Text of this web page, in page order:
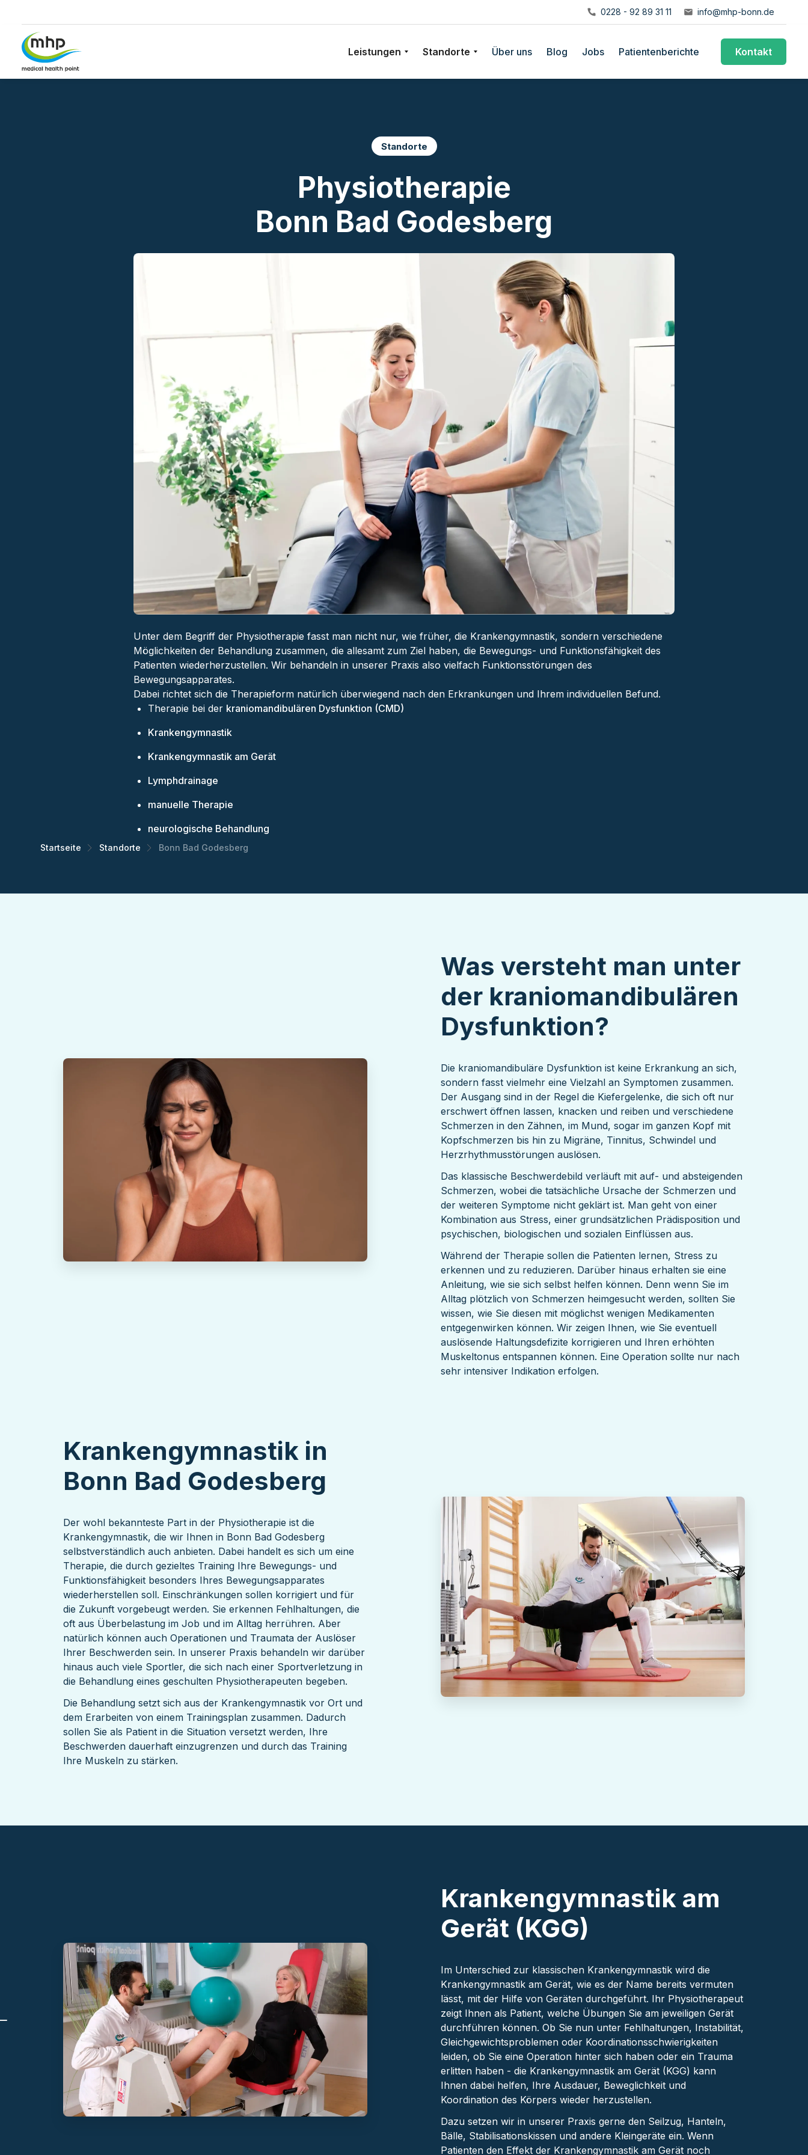
0228 - 92 89 31 11 info@mhp-bonn.de
Leistungen Standorte Über uns Blog Jobs Patientenberichte Kontakt
Standorte
Physiotherapie
Bonn Bad Godesberg
Unter dem Begriff der Physiotherapie fasst man nicht nur, wie früher, die Krankengymnastik, sondern verschiedene
Möglichkeiten der Behandlung zusammen, die allesamt zum Ziel haben, die Bewegungs- und Funktionsfähigkeit des
Patienten wiederherzustellen. Wir behandeln in unserer Praxis also vielfach Funktionsstörungen des
Bewegungsapparates.
Dabei richtet sich die Therapieform natürlich überwiegend nach den Erkrankungen und Ihrem individuellen Befund.
Therapie bei der kraniomandibulären Dysfunktion (CMD)
Krankengymnastik
Krankengymnastik am Gerät
Lymphdrainage
manuelle Therapie
neurologische Behandlung
Startseite Standorte Bonn Bad Godesberg
Was versteht man unter
der kraniomandibulären
Dysfunktion?
Die kraniomandibuläre Dysfunktion ist keine Erkrankung an sich,
sondern fasst vielmehr eine Vielzahl an Symptomen zusammen.
Der Ausgang sind in der Regel die Kiefergelenke, die sich oft nur
erschwert öffnen lassen, knacken und reiben und verschiedene
Schmerzen in den Zähnen, im Mund, sogar im ganzen Kopf mit
Kopfschmerzen bis hin zu Migräne, Tinnitus, Schwindel und
Herzrhythmusstörungen auslösen.
Das klassische Beschwerdebild verläuft mit auf- und absteigenden
Schmerzen, wobei die tatsächliche Ursache der Schmerzen und
der weiteren Symptome nicht geklärt ist. Man geht von einer
Kombination aus Stress, einer grundsätzlichen Prädisposition und
psychischen, biologischen und sozialen Einflüssen aus.
Während der Therapie sollen die Patienten lernen, Stress zu
erkennen und zu reduzieren. Darüber hinaus erhalten sie eine
Anleitung, wie sie sich selbst helfen können. Denn wenn Sie im
Alltag plötzlich von Schmerzen heimgesucht werden, sollten Sie
wissen, wie Sie diesen mit möglichst wenigen Medikamenten
entgegenwirken können. Wir zeigen Ihnen, wie Sie eventuell
auslösende Haltungsdefizite korrigieren und Ihren erhöhten
Muskeltonus entspannen können. Eine Operation sollte nur nach
sehr intensiver Indikation erfolgen.
Krankengymnastik in
Bonn Bad Godesberg
Der wohl bekannteste Part in der Physiotherapie ist die
Krankengymnastik, die wir Ihnen in Bonn Bad Godesberg
selbstverständlich auch anbieten. Dabei handelt es sich um eine
Therapie, die durch gezieltes Training Ihre Bewegungs- und
Funktionsfähigkeit besonders Ihres Bewegungsapparates
wiederherstellen soll. Einschränkungen sollen korrigiert und für
die Zukunft vorgebeugt werden. Sie erkennen Fehlhaltungen, die
oft aus Überbelastung im Job und im Alltag herrühren. Aber
natürlich können auch Operationen und Traumata der Auslöser
Ihrer Beschwerden sein. In unserer Praxis behandeln wir darüber
hinaus auch viele Sportler, die sich nach einer Sportverletzung in
die Behandlung eines geschulten Physiotherapeuten begeben.
Die Behandlung setzt sich aus der Krankengymnastik vor Ort und
dem Erarbeiten von einem Trainingsplan zusammen. Dadurch
sollen Sie als Patient in die Situation versetzt werden, Ihre
Beschwerden dauerhaft einzugrenzen und durch das Training
Ihre Muskeln zu stärken.
Krankengymnastik am
Gerät (KGG)
Im Unterschied zur klassischen Krankengymnastik wird die
Krankengymnastik am Gerät, wie es der Name bereits vermuten
lässt, mit der Hilfe von Geräten durchgeführt. Ihr Physiotherapeut
zeigt Ihnen als Patient, welche Übungen Sie am jeweiligen Gerät
durchführen können. Ob Sie nun unter Fehlhaltungen, Instabilität,
Gleichgewichtsproblemen oder Koordinationsschwierigkeiten
leiden, ob Sie eine Operation hinter sich haben oder ein Trauma
erlitten haben - die Krankengymnastik am Gerät (KGG) kann
Ihnen dabei helfen, Ihre Ausdauer, Beweglichkeit und
Koordination des Körpers wieder herzustellen.
Dazu setzen wir in unserer Praxis gerne den Seilzug, Hanteln,
Bälle, Stabilisationskissen und andere Kleingeräte ein. Wenn
Patienten den Effekt der Krankengymnastik am Gerät noch